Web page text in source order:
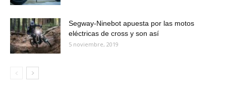
Segway-Ninebot apuesta por las motos
eléctricas de cross y son así
5 noviembre, 2019